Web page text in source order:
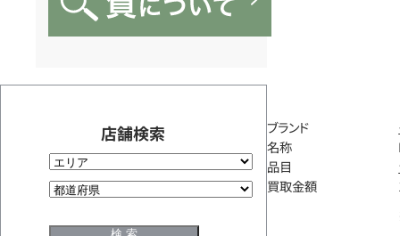
店舗検索 ブランド
名称
品目
買取金額